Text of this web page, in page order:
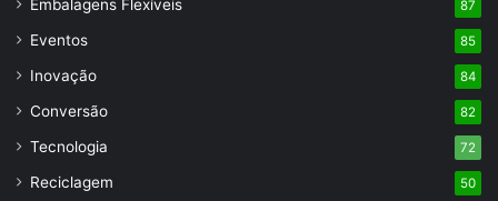
Embalagens Flexíveis 87
Eventos 85
Inovação 84
Conversão 82
Tecnologia 72
Reciclagem 50